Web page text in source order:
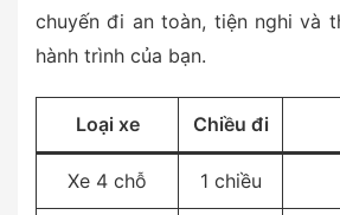
chuyến đi an toàn, tiện nghi và
hành trình của bạn.
Loại xe Chiều đi
Xe 4 chỗ 1 chiều